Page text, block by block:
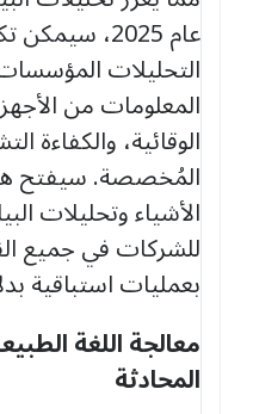
عام 2025،
التحليلات
المعلومات من
الوقائية، والكفاءة
المُخصصة. سيفتح
الأشياء وتحليلات
للشركات في جميع
بعمليات استباقية
معالجة اللغة
المحادثة